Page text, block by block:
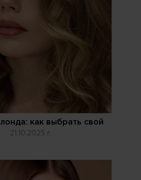
как выбрать свой
21.10.2025 г.